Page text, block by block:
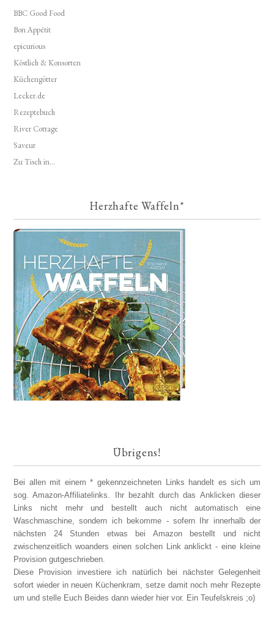
BBC Good Food
Bon Appétit
epicurious
Köstlich & Konsorten
Küchengötter
Lecker.de
Rezeptebuch
River Cottage
Saveur
Zu Tisch in...
Herzhafte Waffeln*
Übrigens!
Bei allen mit einem * gekennzeichneten Links handelt es sich um
sog. Amazon-Affiliatelinks. Ihr bezahlt durch das Anklicken dieser
Links nicht mehr und bestellt auch nicht automatisch eine
Waschmaschine, sondern ich bekomme - sofern Ihr innerhalb der
nächsten 24 Stunden etwas bei Amazon bestellt und nicht
zwischenzeitlich woanders einen solchen Link anklickt - eine kleine
Provision gutgeschrieben.
Diese Provision investiere ich natürlich bei nächster Gelegenheit
sofort wieder in neuen Küchenkram, setze damit noch mehr Rezepte
um und stelle Euch Beides dann wieder hier vor. Ein Teufelskreis ;o)